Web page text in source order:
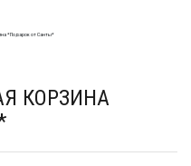
КОРЗИНА